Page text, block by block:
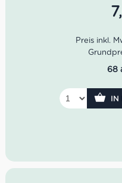
und feiner Struktur –
Meeresfrüchten,
Farbe: Strohgelb
mediterrane Kräuter
harmonisch
Passt zu: Fisch,
68
IN